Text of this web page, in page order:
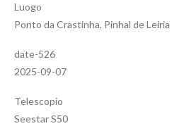
Luogo
Ponto da Crastinha, Pinhal de Leiria
date-526
2025-09-07
Telescopio
Seestar S50